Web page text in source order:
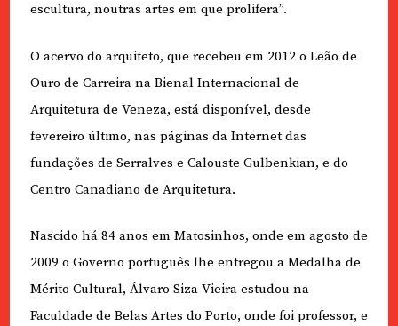
escultura, noutras artes em que prolifera”.
O acervo do arquiteto, que recebeu em 2012 o Leão de
Ouro de Carreira na Bienal Internacional de
Arquitetura de Veneza, está disponível, desde
fevereiro último, nas páginas da Internet das
fundações de Serralves e Calouste Gulbenkian, e do
Centro Canadiano de Arquitetura.
Nascido há 84 anos em Matosinhos, onde em agosto de
2009 o Governo português lhe entregou a Medalha de
Mérito Cultural, Álvaro Siza Vieira estudou na
Faculdade de Belas Artes do Porto, onde foi professor, e